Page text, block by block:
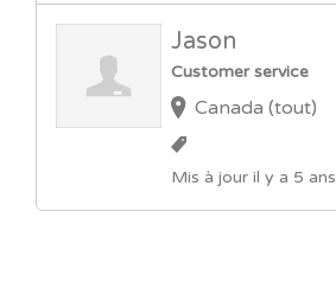
Jason
Customer service
Canada (tout)
Mis à jour il y a 5 ans